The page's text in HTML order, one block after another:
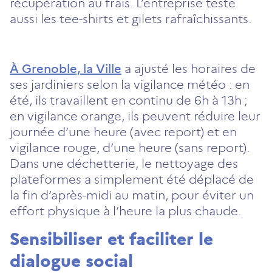
récupération au frais. L’entreprise teste
aussi les tee-shirts et gilets rafraîchissants.
À Grenoble, la Ville a ajusté les horaires de
ses jardiniers selon la vigilance météo : en
été, ils travaillent en continu de 6h à 13h ;
en vigilance orange, ils peuvent réduire leur
journée d’une heure (avec report) et en
vigilance rouge, d’une heure (sans report).
Dans une déchetterie, le nettoyage des
plateformes a simplement été déplacé de
la fin d’après-midi au matin, pour éviter un
effort physique à l’heure la plus chaude.
Sensibiliser et faciliter le
dialogue social